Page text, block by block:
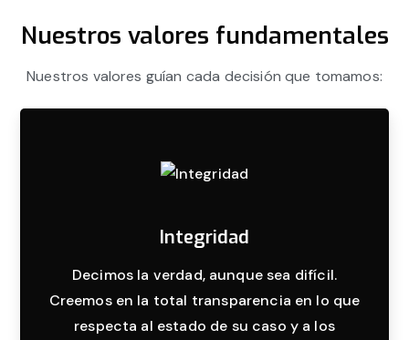
Nuestros valores fundamentales
Nuestros valores guían cada decisión que tomamos:
Integridad
Decimos la verdad, aunque sea difícil.
Creemos en la total transparencia en lo que
respecta al estado de su caso y a los